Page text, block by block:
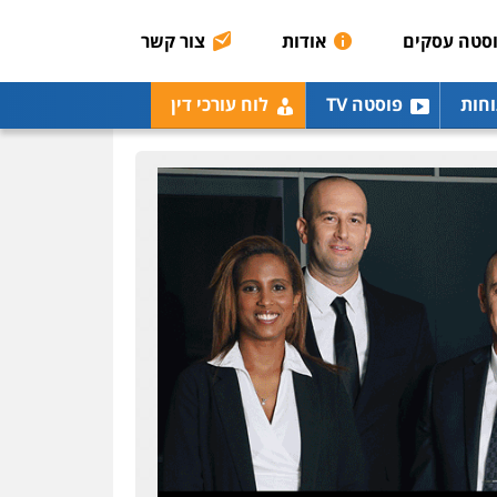
עסקים אודות צור קשר
פוסטה TV לוח עורכי דין
מנשה, אלמוג – עורכי דין
פלילי עבירות תנועה
צווארון לבן תעבורה עורכי
דין לענייני אסירים מעצרים
0546470989
עו"ד אבי כהן
פלילי פשיעה חמורה
קטינים אלימות סמים
עבירות מין
0523647066
ויקי שמואל – משרד עו"ד
משפט פלילי
0528959600